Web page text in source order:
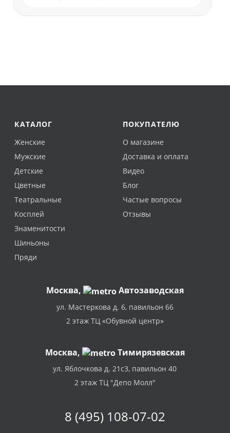
КАТАЛОГ
Женские
Мужские
Детские
Цветные
Театральные
Косплей
Знаменитости
Шиньоны
Пряди
ПОКУПАТЕЛЮ
О магазине
Доставка и оплата
Видео
Блог
Частые вопросы
Отзывы
Москва, Автозаводская
ул. Мастеркова д. 6, павильон 66
2 этаж ТЦ «Обувной центр»
Москва, Тимирязевская
ул. Яблочкова д. 21с3, павильон 40
2 этаж ТЦ "Депо Молл"
8 (495) 108-07-02